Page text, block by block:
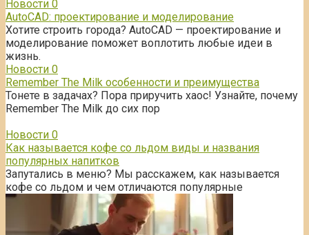
Новости 0
AutoCAD: проектирование и моделирование
Хотите строить города? AutoCAD — проектирование и
моделирование поможет воплотить любые идеи в
жизнь.
Новости 0
Remember The Milk особенности и преимущества
Тонете в задачах? Пора приручить хаос! Узнайте, почему
Remember The Milk до сих пор
Новости 0
Как называется кофе со льдом виды и названия
популярных напитков
Запутались в меню? Мы расскажем, как называется
кофе со льдом и чем отличаются популярные